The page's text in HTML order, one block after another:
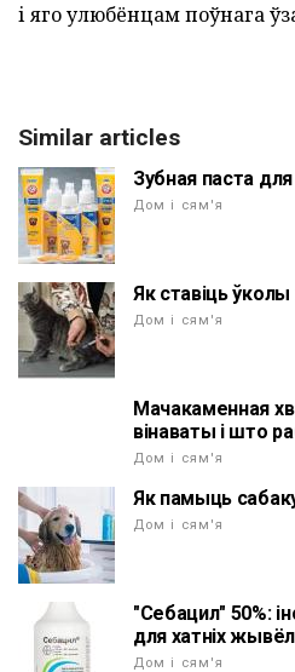
і яго улюбёнцам поўнага
Similar articles
Зубная паста
Дом і сям'я
Як ставіць
Дом і сям'я
Мачакаменная
вінаваты і што
Дом і сям'я
Як памыць
Дом і сям'я
"Себацил" 50%:
для хатніх жывёл
Дом і сям'я